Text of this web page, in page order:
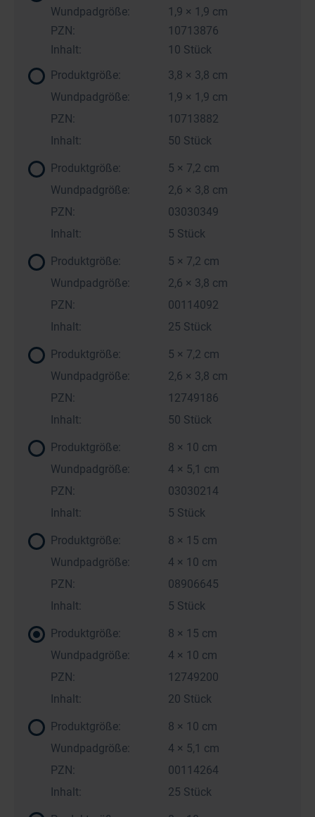
Wundpadgröße:
1,9 × 1,9 cm
PZN:
10713876
Inhalt:
10 Stück
Produktgröße:
3,8 × 3,8 cm
Wundpadgröße:
1,9 × 1,9 cm
PZN:
10713882
Inhalt:
50 Stück
Produktgröße:
5 × 7,2 cm
Wundpadgröße:
2,6 × 3,8 cm
PZN:
03030349
Inhalt:
5 Stück
Produktgröße:
5 × 7,2 cm
Wundpadgröße:
2,6 × 3,8 cm
PZN:
00114092
Inhalt:
25 Stück
Produktgröße:
5 × 7,2 cm
Wundpadgröße:
2,6 × 3,8 cm
PZN:
12749186
Inhalt:
50 Stück
Produktgröße:
8 × 10 cm
Wundpadgröße:
4 × 5,1 cm
PZN:
03030214
Inhalt:
5 Stück
Produktgröße:
8 × 15 cm
Wundpadgröße:
4 × 10 cm
PZN:
08906645
Inhalt:
5 Stück
Produktgröße:
8 × 15 cm
Wundpadgröße:
4 × 10 cm
PZN:
12749200
Inhalt:
20 Stück
Produktgröße:
8 × 10 cm
Wundpadgröße:
4 × 5,1 cm
PZN:
00114264
Inhalt:
25 Stück